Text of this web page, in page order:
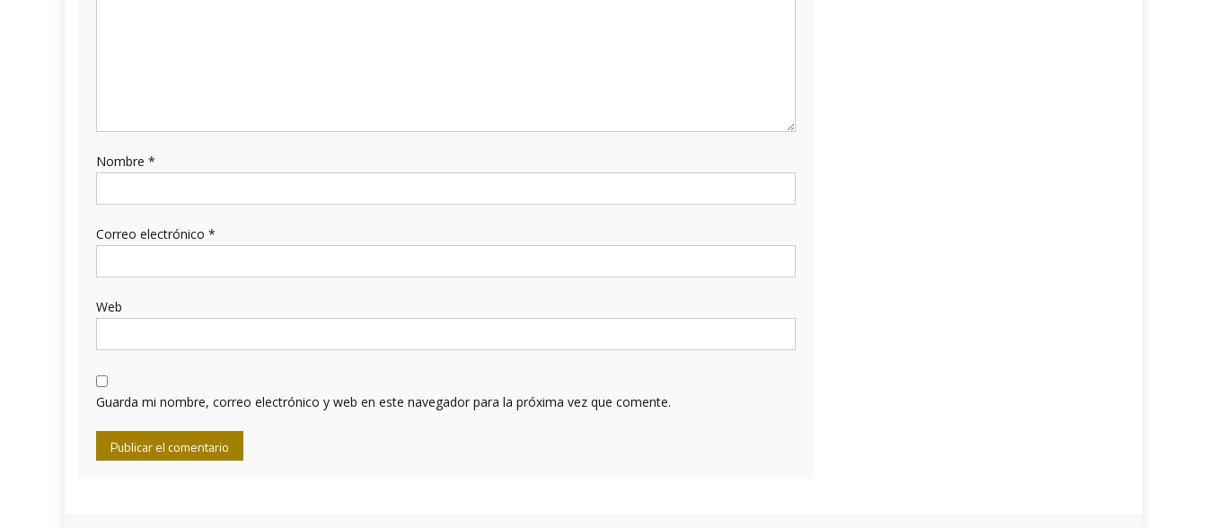
Nombre *
Correo electrónico *
Web
Guarda mi nombre, correo electrónico y web en este navegador para la próxima vez que comente.